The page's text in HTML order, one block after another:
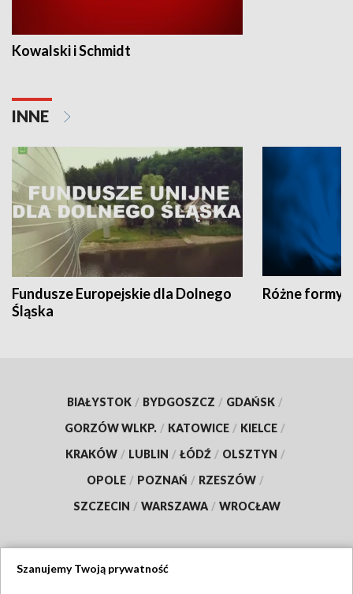
Kowalski i Schmidt
INNE
Fundusze Europejskie dla Dolnego
Śląska
Różne formy
BIAŁYSTOK / BYDGOSZCZ / GDAŃSK /
GORZÓW WLKP. / KATOWICE / KIELCE /
KRAKÓW / LUBLIN / ŁÓDŹ / OLSZTYN /
OPOLE / POZNAŃ / RZESZÓW /
SZCZECIN / WARSZAWA / WROCŁAW
Szanujemy Twoją prywatność